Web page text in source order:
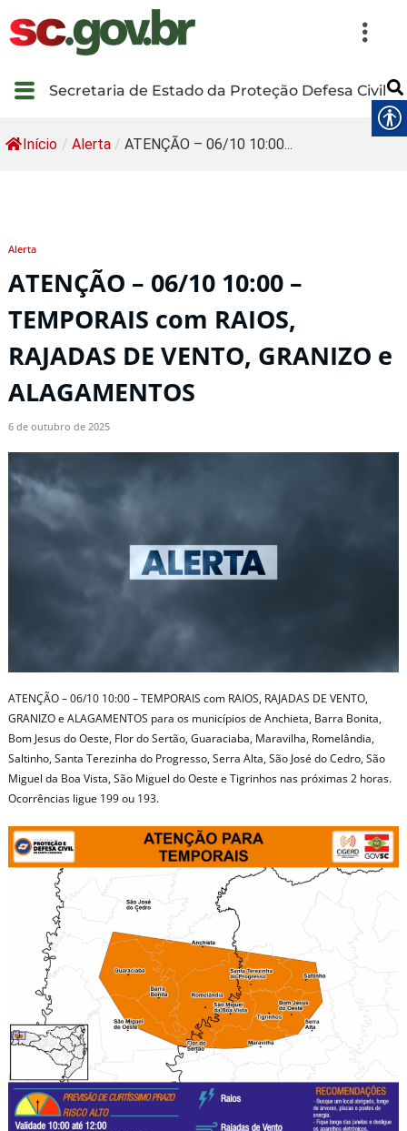
Secretaria de Estado da Proteção Defesa Civil
Início / Alerta / ATENÇÃO – 06/10 10:00...
Alerta
ATENÇÃO – 06/10 10:00 –
TEMPORAIS com RAIOS,
RAJADAS DE VENTO, GRANIZO e
ALAGAMENTOS
6 de outubro de 2025
ATENÇÃO – 06/10 10:00 – TEMPORAIS com RAIOS, RAJADAS DE VENTO,
GRANIZO e ALAGAMENTOS para os municípios de Anchieta, Barra Bonita,
Bom Jesus do Oeste, Flor do Sertão, Guaraciaba, Maravilha, Romelândia,
Saltinho, Santa Terezinha do Progresso, Serra Alta, São José do Cedro, São
Miguel da Boa Vista, São Miguel do Oeste e Tigrinhos nas próximas 2 horas.
Ocorrências ligue 199 ou 193.